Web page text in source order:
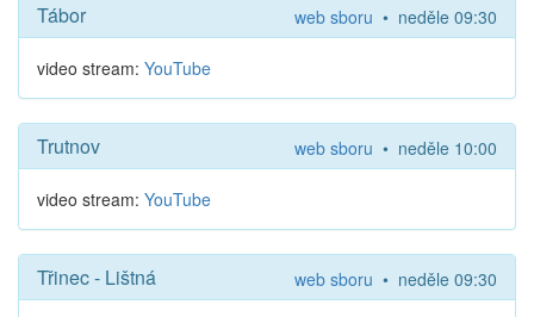
web sboru • neděle 09:30
Tábor
video stream: YouTube
web sboru • neděle 10:00
Trutnov
video stream: YouTube
web sboru • neděle 09:30
Třinec - Lištná